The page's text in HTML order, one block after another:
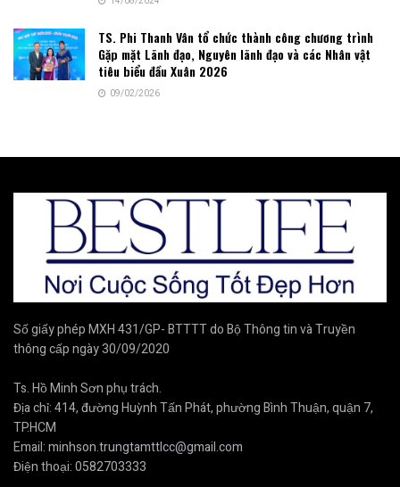
TS. Phi Thanh Vân tổ chức thành công chương trình
Gặp mặt Lãnh đạo, Nguyên lãnh đạo và các Nhân vật
tiêu biểu đầu Xuân 2026
09/02/2026
Số giấy phép MXH 431/GP- BTTTT do Bộ Thông tin và Truyền
thông cấp ngày 30/09/2020
Ts. Hồ Minh Sơn phụ trách.
Địa chỉ: 414, đường Huỳnh Tấn Phát, phường Bình Thuận, quận 7,
TP.HCM
Email:minhson.trungtamttlcc@gmail.com
Điện thoại:0582703333